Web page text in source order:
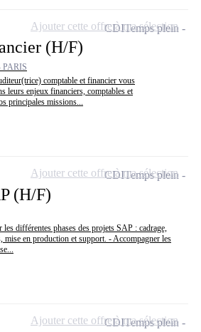
(H/F)
PARIS
comptable et financier vous
leurs enjeux financiers, comptables et
principales missions...
CDITemps plein
Ajouter cette offre à ma sélection
(H/F)
différentes phases des projets SAP : cadrage,
mise en production et support. - Accompagner les
CDITemps plein
Ajouter cette offre à ma sélection
CDITemps plein
Ajouter cette offre à ma sélection